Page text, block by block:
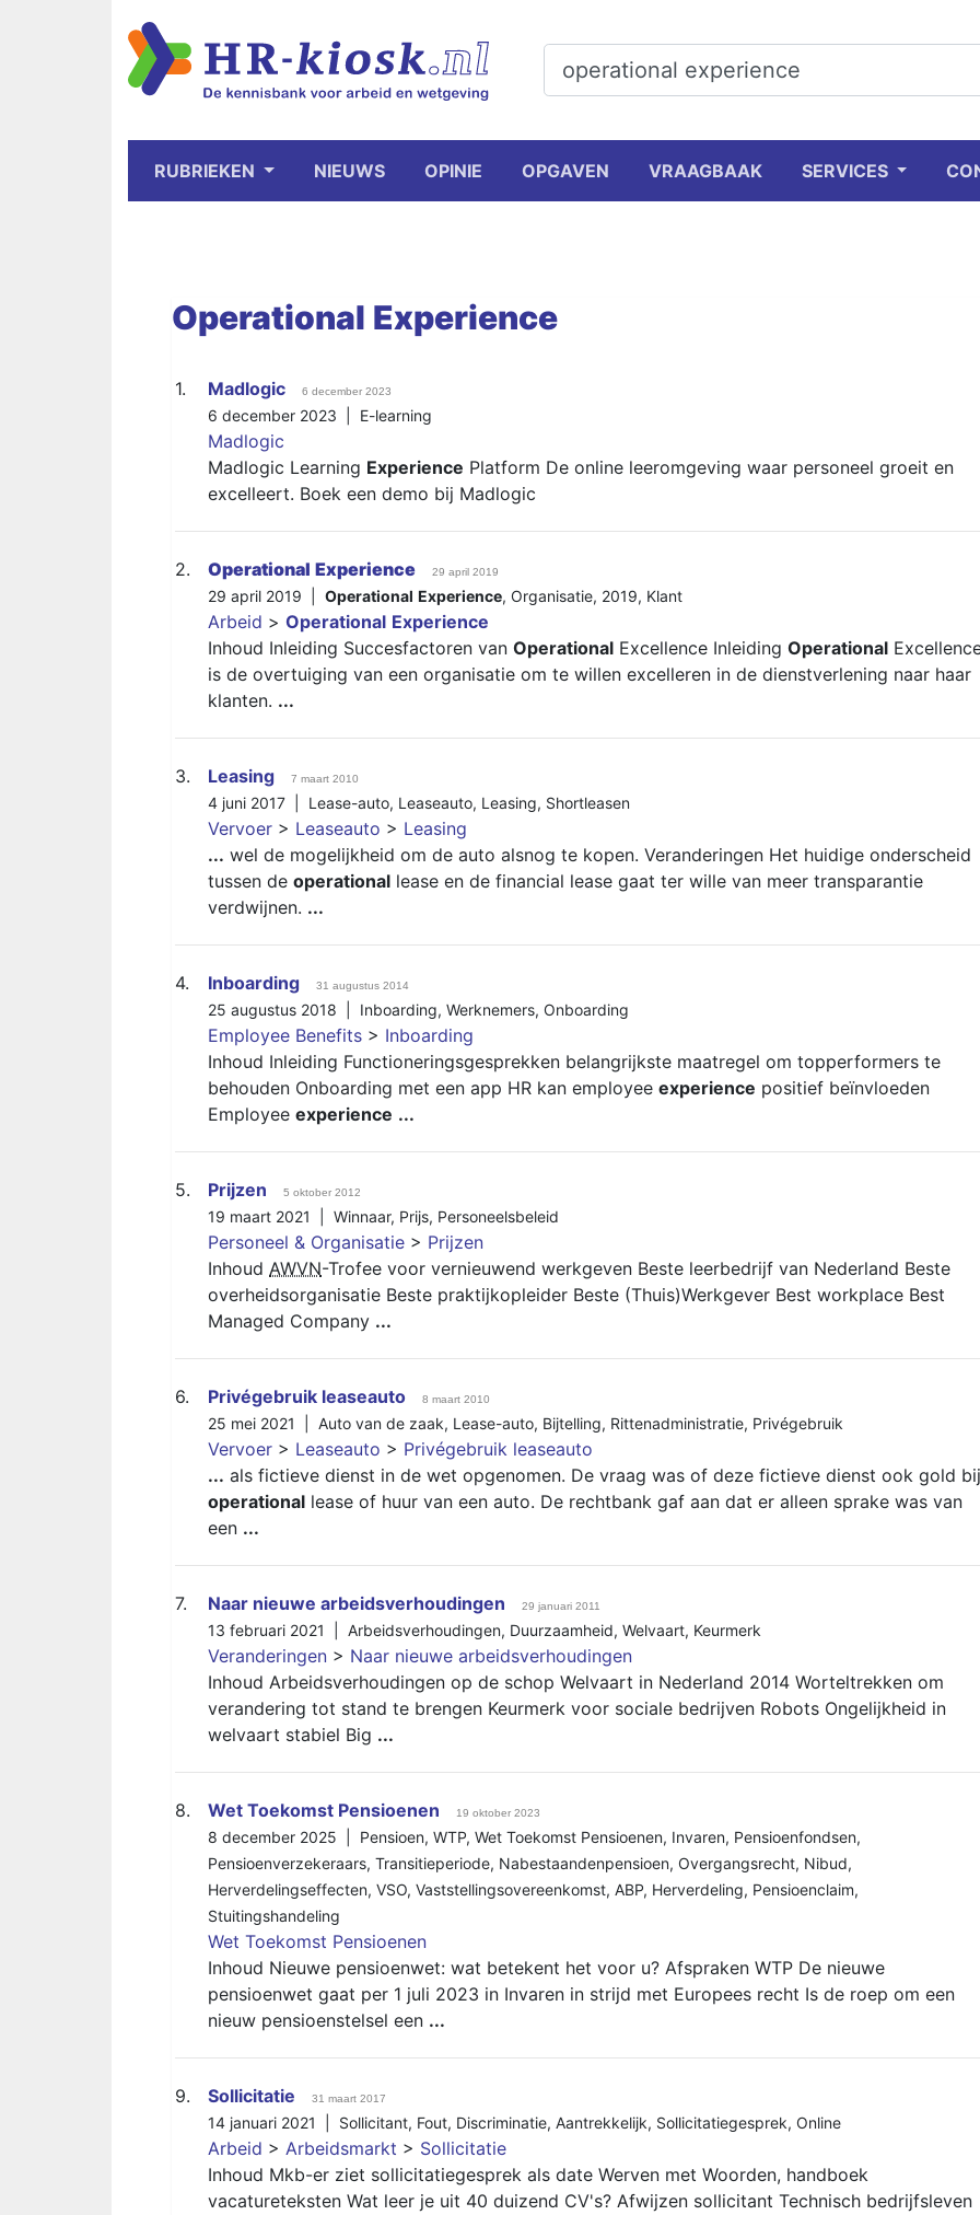
RUBRIEKEN NIEUWS OPINIE OPGAVEN VRAAGBAAK SERVICES
Operational Experience
1. Madlogic 6 december 2023
6 december 2023 | E-learning
Madlogic
Madlogic Learning Experience Platform De online leeromgeving waar personeel groeit en
excelleert. Boek een demo bij Madlogic
2. Operational Experience 29 april 2019
29 april 2019 | Operational Experience, Organisatie, 2019, Klant
Arbeid > Operational Experience
Inhoud Inleiding Succesfactoren van Operational Excellence Inleiding Operational
is de overtuiging van een organisatie om te willen excelleren in de dienstverlening naar haar
klanten. ...
3. Leasing 7 maart 2010
4 juni 2017 | Lease-auto, Leaseauto, Leasing, Shortleasen
Vervoer > Leaseauto > Leasing
... wel de mogelijkheid om de auto alsnog te kopen. Veranderingen Het huidige onderscheid
tussen de operational lease en de financial lease gaat ter wille van meer transparantie
verdwijnen. ...
4. Inboarding 31 augustus 2014
25 augustus 2018 | Inboarding, Werknemers, Onboarding
Employee Benefits > Inboarding
Inhoud Inleiding Functioneringsgesprekken belangrijkste maatregel om topperformers te
behouden Onboarding met een app HR kan employee experience positief beïnvloeden
Employee experience ...
5. Prijzen 5 oktober 2012
19 maart 2021 | Winnaar, Prijs, Personeelsbeleid
Personeel & Organisatie > Prijzen
Inhoud AWVN-Trofee voor vernieuwend werkgeven Beste leerbedrijf van Nederland Beste
overheidsorganisatie Beste praktijkopleider Beste (Thuis)Werkgever Best workplace Best
Managed Company ...
6. Privégebruik leaseauto 8 maart 2010
25 mei 2021 | Auto van de zaak, Lease-auto, Bijtelling, Rittenadministratie, Privégebruik
Vervoer > Leaseauto > Privégebruik leaseauto
... als fictieve dienst in de wet opgenomen. De vraag was of deze fictieve dienst ook gold bij
operational lease of huur van een auto. De rechtbank gaf aan dat er alleen sprake was van
een ...
7. Naar nieuwe arbeidsverhoudingen 29 januari 2011
13 februari 2021 | Arbeidsverhoudingen, Duurzaamheid, Welvaart, Keurmerk
Veranderingen > Naar nieuwe arbeidsverhoudingen
Inhoud Arbeidsverhoudingen op de schop Welvaart in Nederland 2014 Worteltrekken om
verandering tot stand te brengen Keurmerk voor sociale bedrijven Robots Ongelijkheid in
welvaart stabiel Big ...
8. Wet Toekomst Pensioenen 19 oktober 2023
8 december 2025 | Pensioen, WTP, Wet Toekomst Pensioenen, Invaren, Pensioenfondsen,
Pensioenverzekeraars, Transitieperiode, Nabestaandenpensioen, Overgangsrecht, Nibud,
Herverdelingseffecten, VSO, Vaststellingsovereenkomst, ABP, Herverdeling, Pensioenclaim,
Stuitingshandeling
Wet Toekomst Pensioenen
Inhoud Nieuwe pensioenwet: wat betekent het voor u? Afspraken WTP De nieuwe
pensioenwet gaat per 1 juli 2023 in Invaren in strijd met Europees recht Is de roep om een
nieuw pensioenstelsel een ...
9. Sollicitatie 31 maart 2017
14 januari 2021 | Sollicitant, Fout, Discriminatie, Aantrekkelijk, Sollicitatiegesprek, Online
Arbeid > Arbeidsmarkt > Sollicitatie
Inhoud Mkb-er ziet sollicitatiegesprek als date Werven met Woorden, handboek
vacatureteksten Wat leer je uit 40 duizend CV's? Afwijzen sollicitant Technisch bedrijfsleven